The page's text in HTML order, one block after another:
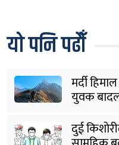
यो पनि पढौँ
मर्दी
युवक
दुई